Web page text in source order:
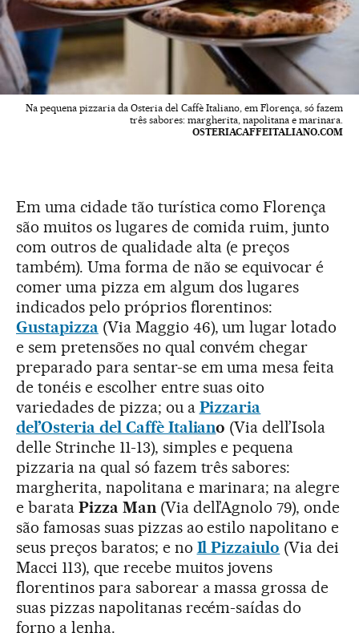
Na pequena pizzaria da Osteria del Caffè Italiano, em Florença, só fazem
três sabores: margherita, napolitana e marinara.
OSTERIACAFFEITALIANO.COM
Em uma cidade tão turística como Florença
são muitos os lugares de comida ruim, junto
com outros de qualidade alta (e preços
também). Uma forma de não se equivocar é
comer uma pizza em algum dos lugares
indicados pelo próprios florentinos:
Gustapizza (Via Maggio 46), um lugar lotado
e sem pretensões no qual convém chegar
preparado para sentar-se em uma mesa feita
de tonéis e escolher entre suas oito
variedades de pizza; ou a Pizzaria
del’Osteria del Caffè Italiano (Via dell’Isola
delle Strinche 11-13), simples e pequena
pizzaria na qual só fazem três sabores:
margherita, napolitana e marinara; na alegre
e barata Pizza Man(Via dell’Agnolo 79), onde
são famosas suas pizzas ao estilo napolitano e
seus preços baratos; e no Il Pizzaiulo (Via dei
Macci 113), que recebe muitos jovens
florentinos para saborear a massa grossa de
suas pizzas napolitanas recém-saídas do
forno a lenha.